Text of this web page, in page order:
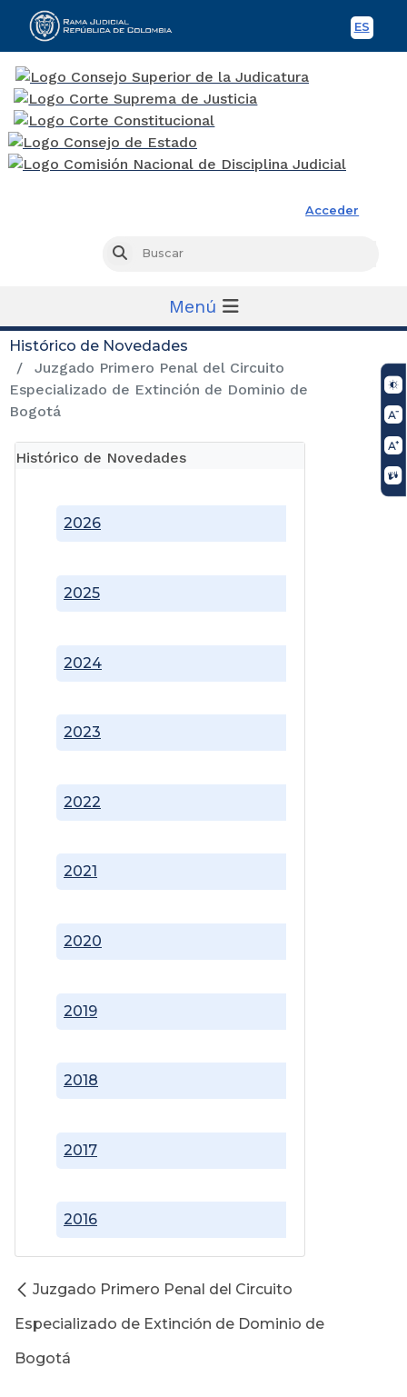
ES
Acceder
Buscar
Menú
Histórico de Novedades
Juzgado Primero Penal del Circuito
Especializado de Extinción de Dominio de
Bogotá
Histórico de Novedades
2016
2017
2018
2019
2020
2021
2022
2023
2024
2025
2026
Juzgado Primero Penal del Circuito
Especializado de Extinción de Dominio de
Bogotá